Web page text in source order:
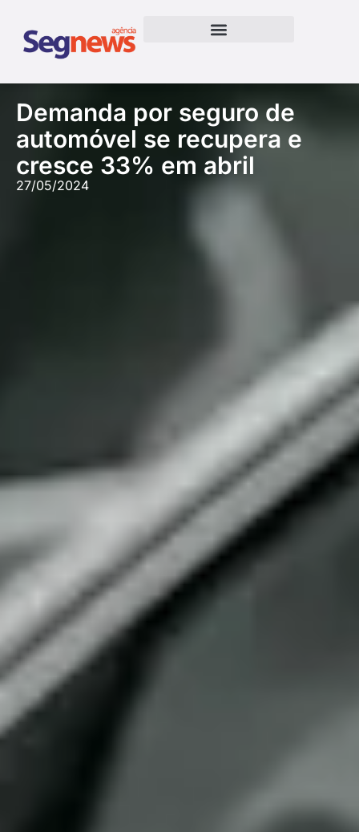
Demanda por seguro de
automóvel se recupera e
cresce 33% em abril
27/05/2024